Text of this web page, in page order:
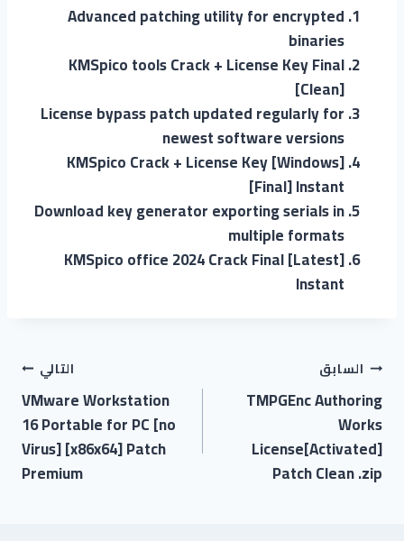
Advanced patching utility for encrypted
binaries
KMSpico tools Crack + License Key Final
[Clean]
License bypass patch updated regularly for
newest software versions
KMSpico Crack + License Key [Windows]
[Final] Instant
Download key generator exporting serials in
multiple formats
KMSpico office 2024 Crack Final [Latest]
Instant
السابق
TMPGEnc Authoring
Works
License[Activated]
Patch Clean .zip
التالي
VMware Workstation
16 Portable for PC [no
Virus] [x86x64] Patch
Premium